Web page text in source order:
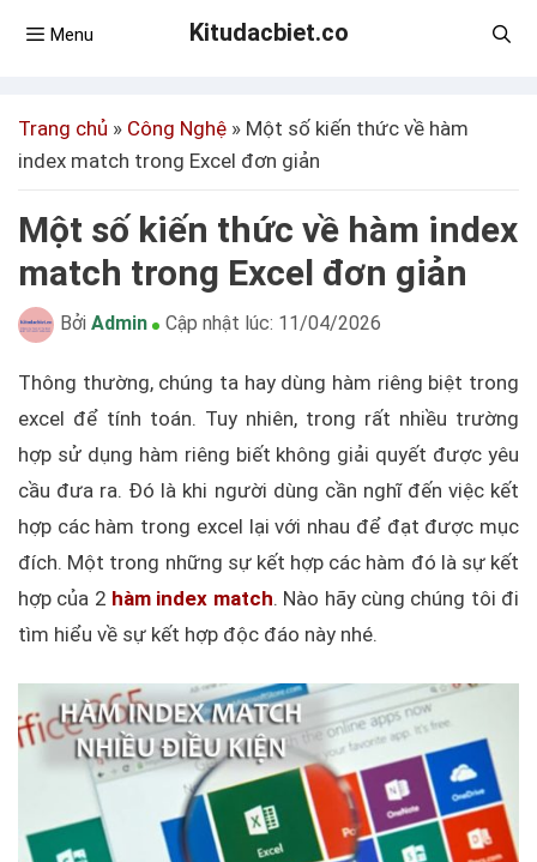
Kitudacbiet.co
Menu
Trang chủ » Công Nghệ » Một số kiến thức về hàm
index match trong Excel đơn giản
Một số kiến thức về hàm index
match trong Excel đơn giản
Bởi Admin Cập nhật lúc: 11/04/2026
Thông thường, chúng ta hay dùng hàm riêng biệt trong
excel để tính toán. Tuy nhiên, trong rất nhiều trường
hợp sử dụng hàm riêng biết không giải quyết được yêu
cầu đưa ra. Đó là khi người dùng cần nghĩ đến việc kết
hợp các hàm trong excel lại với nhau để đạt được mục
đích. Một trong những sự kết hợp các hàm đó là sự kết
hợp của 2 hàm index match. Nào hãy cùng chúng tôi đi
tìm hiểu về sự kết hợp độc đáo này nhé.